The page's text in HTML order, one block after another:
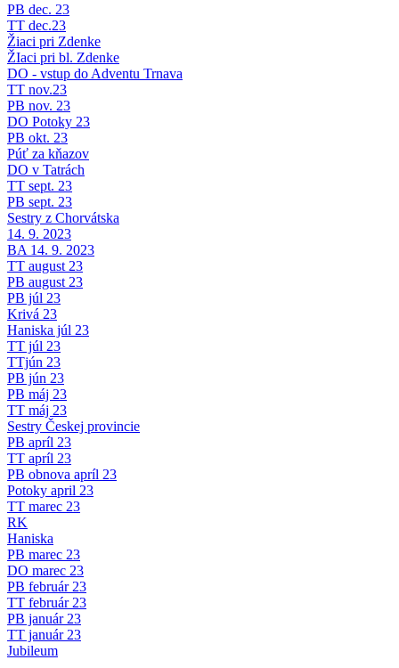
PB dec. 23
TT dec.23
Žiaci pri Zdenke
ŽIaci pri bl. Zdenke
DO - vstup do Adventu Trnava
TT nov.23
PB nov. 23
DO Potoky 23
PB okt. 23
Púť za kňazov
DO v Tatrách
TT sept. 23
PB sept. 23
Sestry z Chorvátska
14. 9. 2023
BA 14. 9. 2023
TT august 23
PB august 23
PB júl 23
Krivá 23
Haniska júl 23
TT júl 23
TTjún 23
PB jún 23
PB máj 23
TT máj 23
Sestry Českej provincie
PB apríl 23
TT apríl 23
PB obnova apríl 23
Potoky april 23
TT marec 23
RK
Haniska
PB marec 23
DO marec 23
PB február 23
TT február 23
PB január 23
TT január 23
Jubileum